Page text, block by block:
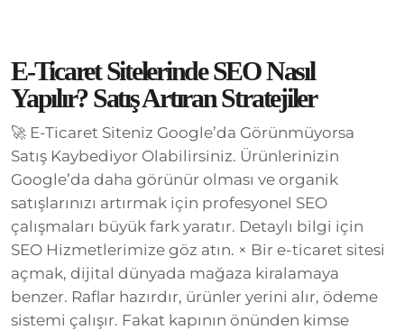
E-Ticaret Sitelerinde SEO Nasıl
Yapılır? Satış Artıran Stratejiler
🚀 E-Ticaret Siteniz Google’da Görünmüyorsa
Satış Kaybediyor Olabilirsiniz. Ürünlerinizin
Google’da daha görünür olması ve organik
satışlarınızı artırmak için profesyonel SEO
çalışmaları büyük fark yaratır. Detaylı bilgi için
SEO Hizmetlerimize göz atın. × Bir e-ticaret sitesi
açmak, dijital dünyada mağaza kiralamaya
benzer. Raflar hazırdır, ürünler yerini alır, ödeme
sistemi çalışır. Fakat kapının önünden kimse